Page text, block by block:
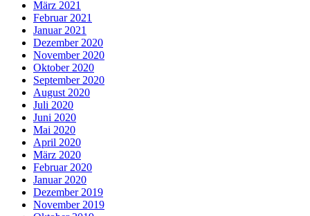
März 2021
Februar 2021
Januar 2021
Dezember 2020
November 2020
Oktober 2020
September 2020
August 2020
Juli 2020
Juni 2020
Mai 2020
April 2020
März 2020
Februar 2020
Januar 2020
Dezember 2019
November 2019